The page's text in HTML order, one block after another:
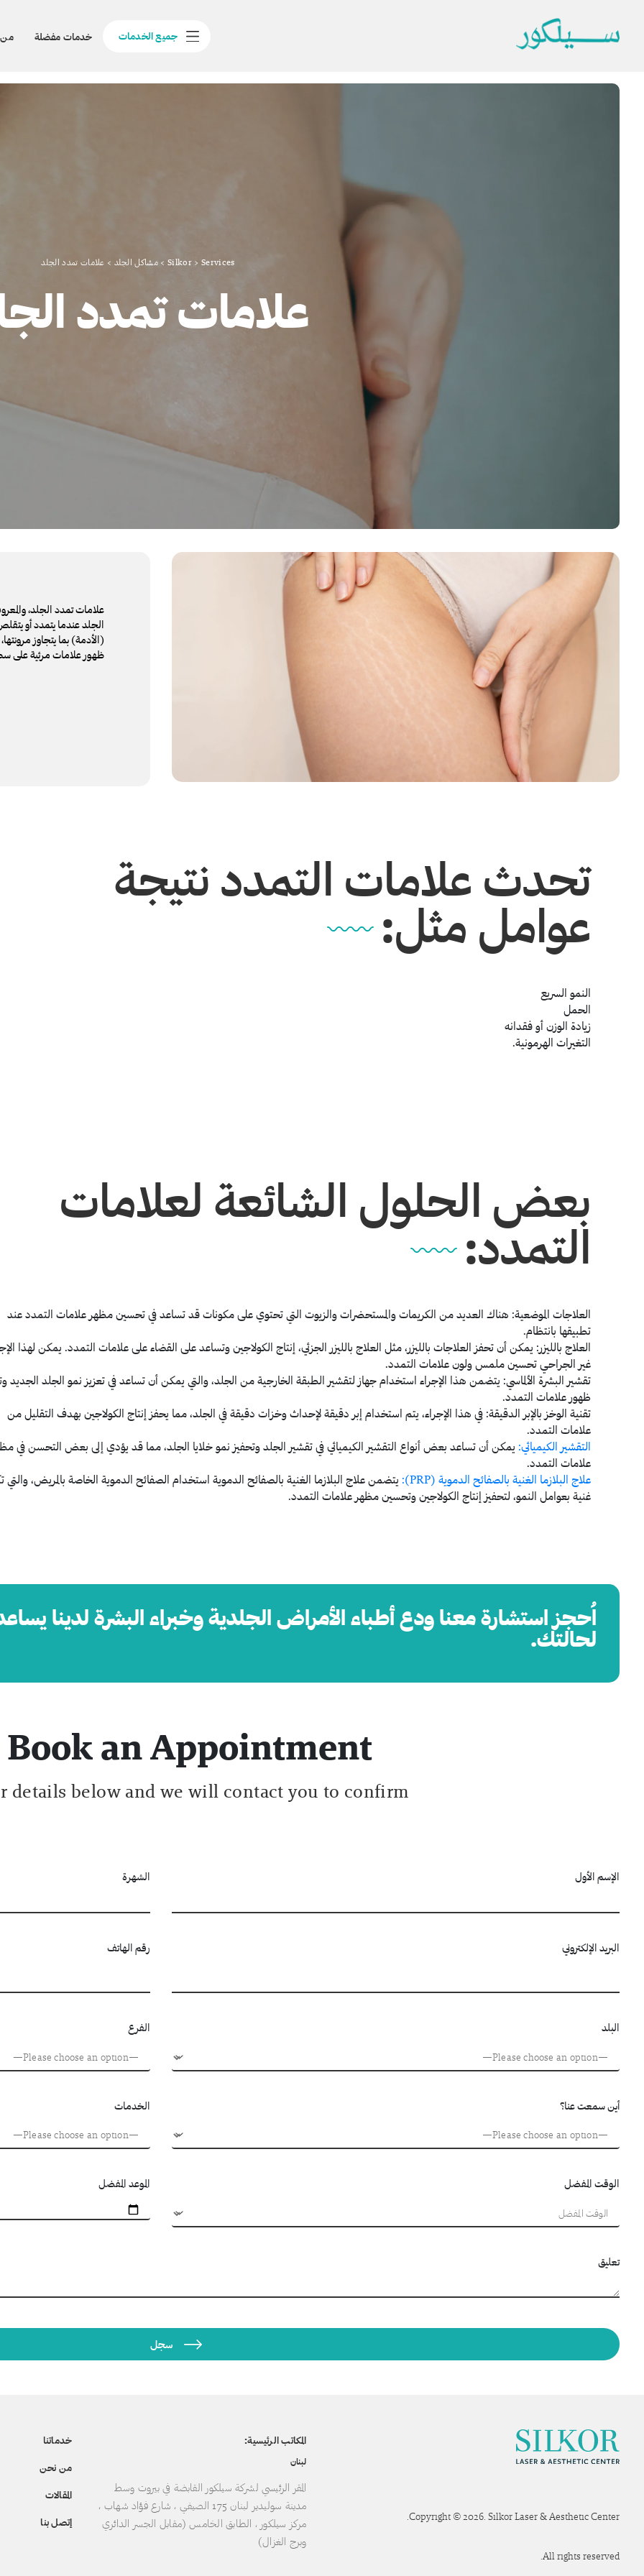
جميع الخدمات خدمات مفضلة
Silkor >Services
> مشاكل الجلد > علامات تمدد الجلد
علامات تمدد
علامات تمدد الجلد،
الجلد عندما يتمدد أو
(الأدمة) بما يتجاوز
ظهور علامات مرئية على
تحدث علامات التمدد نتيجة
عوامل مثل:
النمو السريع
الحمل
زيادة الوزن أو فقدانه
التغيرات الهرمونية.
بعض الحلول الشائعة لعلامات
التمدد:
العلاجات الموضعية: هناك العديد من الكريمات والمستحضرات والزيوت التي تحتوي على مكونات قد تساعد في تحسين مظهر علامات التمدد عند
تطبيقها بانتظام.
العلاج بالليزر: يمكن أن تحفز العلاجات بالليزر، مثل العلاج بالليزر الجزئي، إنتاج الكولاجين وتساعد على القضاء على علامات التمدد. يمكن لهذا
غير الجراحي تحسين ملمس ولون علامات التمدد.
تقشير البشرة الألماسي: يتضمن هذا الإجراء استخدام جهاز لتقشير الطبقة الخارجية من الجلد، والتي يمكن أن تساعد في تعزيز نمو الجلد الجديد
ظهور علامات التمدد.
تقنية الوخز بالإبر الدقيقة: في هذا الإجراء، يتم استخدام إبر دقيقة لإحداث وخزات دقيقة في الجلد، مما يحفز إنتاج الكولاجين بهدف التقليل من
علامات التمدد.
التقشير الكيميائي: يمكن أن تساعد بعض أنواع التقشير الكيميائي في تقشير الجلد وتحفيز نمو خلايا الجلد، مما قد يؤدي إلى بعض التحسن في
علامات التمدد.
علاج البلازما الغنية بالصفائح الدموية (PRP):
يتضمن علاج البلازما الغنية بالصفائح الدموية استخدام الصفائح الدموية الخاصة بالمريض، والتي
غنية بعوامل النمو، لتحفيز إنتاج الكولاجين وتحسين مظهر علامات التمدد.
اُحجز استشارة معنا ودع أطباء الأمراض الجلدية وخبراء البشرة لدينا
لحالتك.
Book an Appointment
details below and we will contact you to confirm.
الإسم الأول الشهرة
البريد الإلكتروني رقم الهاتف
البلد الفرع
أين سمعت عنا؟ الخدمات
الوقت المفضل الموعد المفضل
تعليق
Copyright © 2026. Silkor Laser & Aesthetic Center.
All rights reserved.
المكاتب الرئيسية:
لبنان
المقر الرئيسي لشركة سيلكور القابضة في بيروت وسط
مدينة سوليدير لبنان 175 الصيفي ، شارع فؤاد شهاب ،
مركز سيلكور ، الطابق الخامس (مقابل الجسر الدائري
وبرج الغزال)
خدماتنا
من نحن
المقالات
إتصل بنا